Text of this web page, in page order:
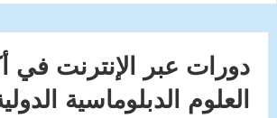
دورات عبر الإنترنت في
العلوم الدبلوماسية